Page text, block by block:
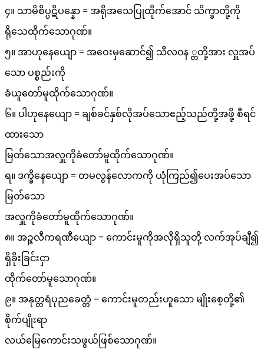
၄။ သာမိစိပ္ပဋိပန္နော = အရိုအသေပြုထိုက်အောင် သိက္ခာတို့ကို
ရိုသေထိုက်သောဂုဏ်။
၅။ အာဟုနေယျော = အဝေးမှဆောင်၍ သီလ၀န ္တတို့အား လှူအပ်
သော ပစ္စည်းကို
ခံယူတော်မူထိုက်သောဂုဏ်။
၆။ ပါဟုနေယျော = ချစ်ခင်နှစ်လိုအပ်သောဧည့်သည်တို့အဖို့ စီရင်
ထားသော
မြတ်သောအလှူကိုခံတော်မူထိုက်သောဂုဏ်။
ရ။ ဒက္ခိနေယျော = တမလွန်လောကကို ယုံကြည်၍ပေးအပ်သော
မြတ်သော
အလှူကိုခံတော်မူထိုက်သောဂုဏ်။
၈။ အဉ္ဇလီကရဏီယျော = ကောင်းမူကိုအလိုရှိသူတို့ လက်အုပ်ချီ၍
ရှိခိုးခြင်းငှာ
ထိုက်တော်မူသောဂုဏ်။
၉။ အနုတ္တရံပုညခေတ္တံ = ကောင်းမူတည်းဟူသော မျိုးစေ့တို့၏
စိုက်ပျိုးရာ
လယ်မြေကောင်းသဖွယ်ဖြစ်သောဂုဏ်။